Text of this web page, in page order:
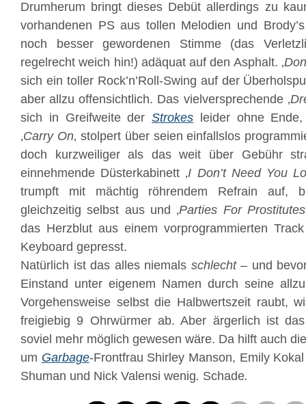
Drumherum bringt dieses Debüt allerdings zu
vorhandenen PS aus tollen Melodien und
noch besser gewordenen Stimme (das
regelrecht weich hin!) adäquat auf den Asphalt. ‚
sich ein toller Rock’n’Roll-Swing auf der
aber allzu offensichtlich. Das vielversprechende ‚
sich in Greifweite derStrokes leider ohne
‚Carry On‚ stolpert über seien einfallslos
doch kurzweiliger als das weit über Gebühr
einnehmende Düsterkabinett ‚I Don’t Need You
trumpft mit mächtig röhrendem Refrain auf,
gleichzeitig selbst aus und ‚Parties For Prostitutes
das Herzblut aus einem vorprogrammierten
Keyboard gepresst.
Natürlich ist das alles niemals schlecht– und
Einstand unter eigenem Namen durch seine
Vorgehensweise selbst die Halbwertszeit raubt,
freigiebig 9 Ohrwürmer ab. Aber ärgerlich ist
soviel mehr möglich gewesen wäre. Da hilft auch
um Garbage-Frontfrau Shirley Manson, Emily
Shuman und Nick Valensi wenig. Schade.